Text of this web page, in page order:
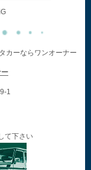
カーならワンオーナー
ー
1
て下さい